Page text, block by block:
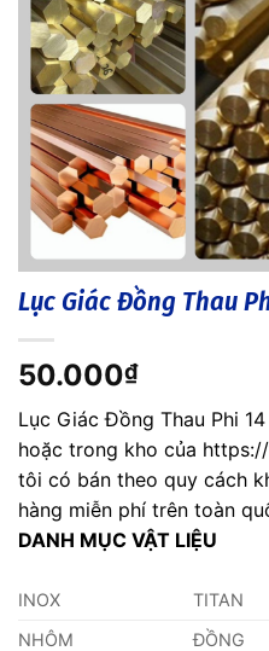
Lục Giác Đồng Thau
50.000₫
Lục Giác Đồng Thau Phi
hoặc trong kho của
tôi có bán theo quy cách
hàng miễn phí trên toàn
DANH MỤC VẬT LIỆU
INOX TITAN
NHÔM
ĐỒNG